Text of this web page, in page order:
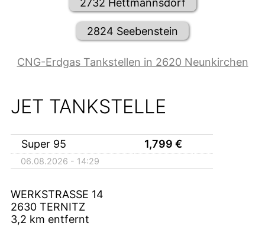
2824 Seebenstein
CNG-Erdgas Tankstellen in 2620 Neunkirchen
JET TANKSTELLE
Super 95 1,799 €
06.08.2026 - 14:29
WERKSTRASSE 14
2630 TERNITZ
3,2 km entfernt